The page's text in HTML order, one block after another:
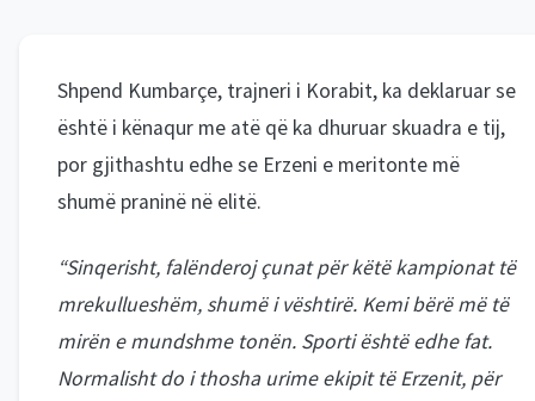
Shpend Kumbarçe, trajneri i Korabit, ka deklaruar se
është i kënaqur me atë që ka dhuruar skuadra e tij,
por gjithashtu edhe se Erzeni e meritonte më
shumë praninë në elitë.
“Sinqerisht, falënderoj çunat për këtë kampionat të
mrekullueshëm, shumë i vështirë. Kemi bërë më të
mirën e mundshme tonën. Sporti është edhe fat.
Normalisht do i thosha urime ekipit të Erzenit, për